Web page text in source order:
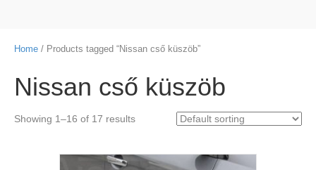
Home / Products tagged “Nissan cső küszöb”
Nissan cső küszöb
Showing 1–16 of 17 results